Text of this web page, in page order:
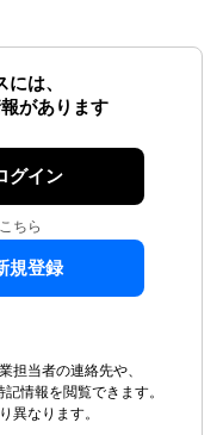
は、
があります
グイン
ちら
規登録
担当者の連絡先や、
情報を閲覧できます。
異なります。